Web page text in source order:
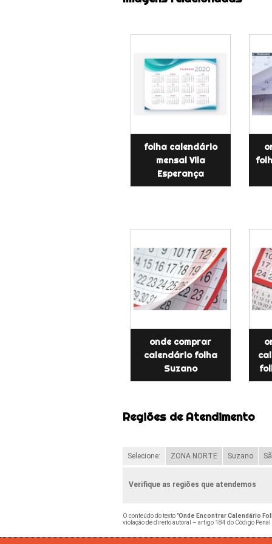
folha calendário
mensal Vila
Esperança
onde comprar
calendário folha
Suzano
Regiões de Atendimento
Selecione: ZONA NORTE Suzano
Verifique as regiões que atendemos
O conteúdo do texto "Onde Encontrar Calendário
violação de direito autoral – artigo 184 do Código Penal